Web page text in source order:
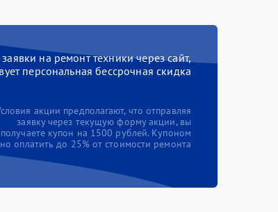
на ремонт техники через сайт,
персональная бессрочная скидка
акции предполагают, что отправляя
заявку через текущую форму акции, вы
получаете купон на 1500 рублей. Купоном
оплатить до 25% от стоимости ремонта